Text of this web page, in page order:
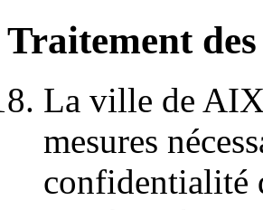
Traitement
La ville de
mesures
confidentialité